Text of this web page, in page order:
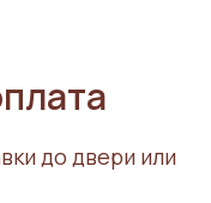
до двери или